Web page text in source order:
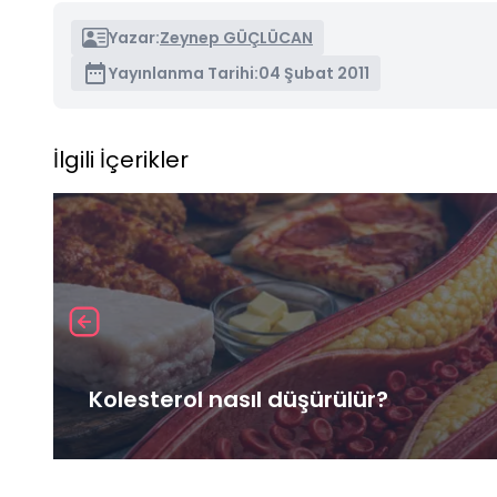
Yazar:Zeynep GÜÇLÜCAN
Yayınlanma Tarihi:04 Şubat 2011
İlgili İçerikler
Kolesterol nasıl düşürülür?